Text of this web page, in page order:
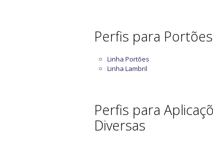
Perfis para Portões
Linha Portões
Linha Lambril
Perfis para
Diversas